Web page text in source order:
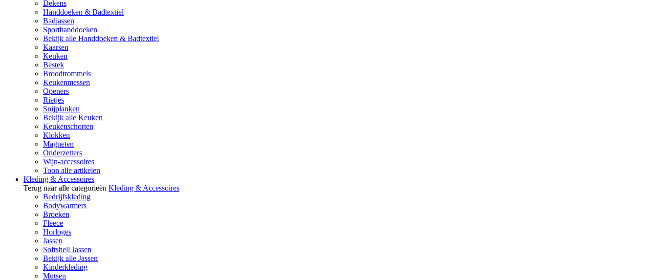
Dekens
Handdoeken & Badtextiel
Badjassen
Sporthanddoeken
Bekijk alle Handdoeken & Badtextiel
Kaarsen
Keuken
Bestek
Broodtrommels
Keukenmessen
Openers
Rietjes
Snijplanken
Bekijk alle Keuken
Keukenschorten
Klokken
Magneten
Onderzetters
Wijn-accessoires
Toon alle artikelen
Kleding & Accessoires
Terug naar alle categorieën Kleding & Accessoires
Bedrijfskleding
Bodywarmers
Broeken
Fleece
Horloges
Jassen
Softshell Jassen
Bekijk alle Jassen
Kinderkleding
Mutsen